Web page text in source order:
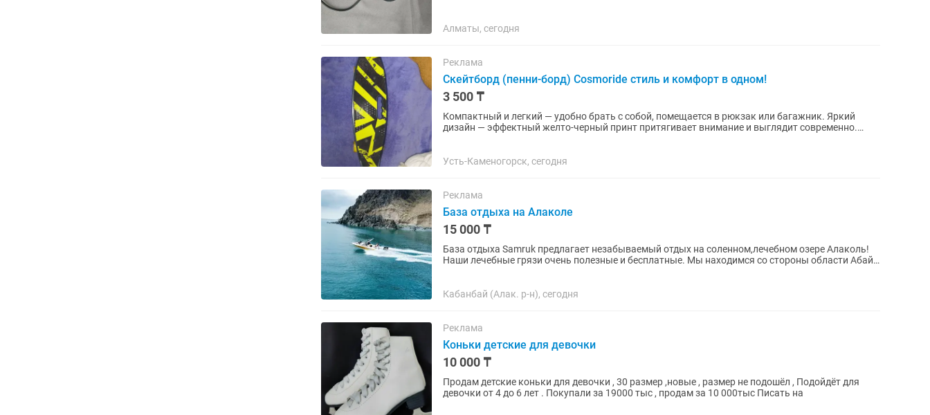
Алматы, сегодня
Реклама
Скейтборд (пенни-борд) Cosmoride стиль и комфорт в одном!
3 500 ₸
Компактный и легкий — удобно брать с собой, помещается в рюкзак или багажник. Яркий
дизайн — эффектный желто-черный принт притягивает внимание и выглядит современно.
Усть-Каменогорск, сегодня
Реклама
База отдыха на Алаколе
15 000 ₸
База отдыха Samruk предлагает незабываемый отдых на соленном,лечебном озере Алаколь!
Наши лечебные грязи очень полезные и бесплатные. Мы находимся со стороны области Абай.
Кабанбай (Алак. р-н), сегодня
Реклама
Коньки детские для девочки
10 000 ₸
Продам детские коньки для девочки , 30 размер ,новые , размер не подошёл , Подойдёт для
девочки от 4 до 6 лет . Покупали за 19000 тыс , продам за 10 000тыс Писать на